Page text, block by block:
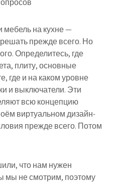
мебель на кухне —
прежде всего. Но
Определитесь, где
плиту, основные
где и на каком уровне
и выключатели. Эти
всю концепцию
виртуальном дизайн-
прежде всего. Потом
что нам нужен
мы не смотрим, поэтому